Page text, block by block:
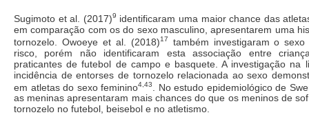
Sugimoto et al. (2017)9 identificaram uma maior chance das
em comparação com os do sexo masculino, apresentarem uma
tornozelo. Owoeye et al. (2018)17
também investigaram o
risco, porém não identificaram esta associação entre
praticantes de futebol de campo e basquete. A investigação na
incidência de entorses de tornozelo relacionada ao sexo
em atletas do sexo feminino4,43
. No estudo epidemiológico de
as meninas apresentaram mais chances do que os meninos de
tornozelo no futebol, beisebol e no atletismo.